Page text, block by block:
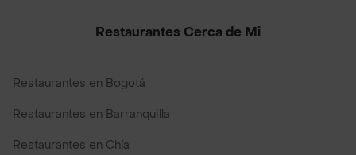
Restaurantes Cerca de Mi
Restaurantes en Bogotá
Restaurantes en Barranquilla
Restaurantes en Chía